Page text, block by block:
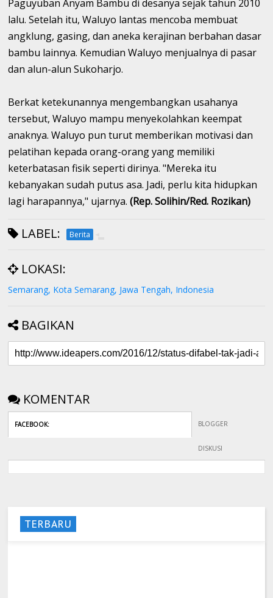
Paguyuban Anyam Bambu di desanya sejak tahun 2010
lalu. Setelah itu, Waluyo lantas mencoba membuat
angklung, gasing, dan aneka kerajinan berbahan dasar
bambu lainnya. Kemudian Waluyo menjualnya di pasar
dan alun-alun Sukoharjo.
Berkat ketekunannya mengembangkan usahanya
tersebut, Waluyo mampu menyekolahkan keempat
anaknya. Waluyo pun turut memberikan motivasi dan
pelatihan kepada orang-orang yang memiliki
keterbatasan fisik seperti dirinya. "Mereka itu
kebanyakan sudah putus asa. Jadi, perlu kita hidupkan
lagi harapannya," ujarnya.(Rep. Solihin/Red. Rozikan)
LABEL: Berita
LOKASI:
Semarang, Kota Semarang, Jawa Tengah, Indonesia
BAGIKAN
KOMENTAR
FACEBOOK: BLOGGER
DISKUSI
TERBARU